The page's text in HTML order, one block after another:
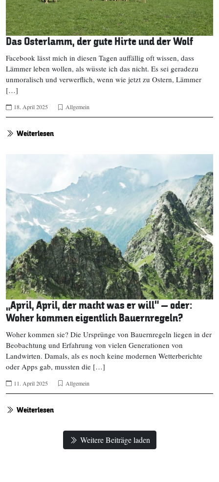
Das Osterlamm, der gute Hirte und der Wolf
Facebook lässt mich in diesen Tagen auffällig oft wissen, dass
Lämmer leben wollen, als wüsste ich das nicht. Es sei geradezu
unmoralisch und verwerflich, wenn wie jetzt zu Ostern, Lämmer
[…]
18. April 2025 Allgemein
Weiterlesen
„April, April, der macht was er will“ – oder:
Woher kommen eigentlich Bauernregeln?
Woher kommen sie? Die Ursprünge von Bauernregeln liegen in der
Beobachtung und Erfahrung von vielen Generationen von
Landwirten. Damals, als es noch keine modernen Wetterberichte
oder Apps gab, mussten die […]
11. April 2025 Allgemein
Weiterlesen
Weitere Beiträge laden